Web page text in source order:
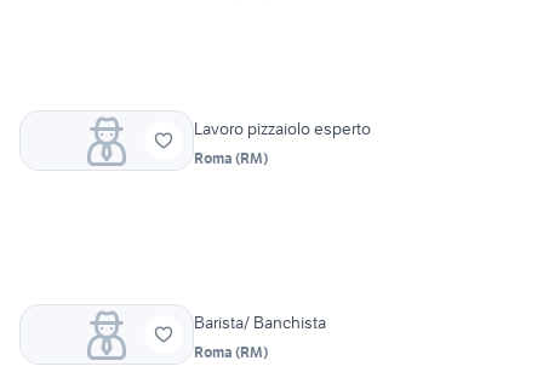
Lavoro pizzaiolo esperto
Roma (RM)
Barista/ Banchista
Roma (RM)